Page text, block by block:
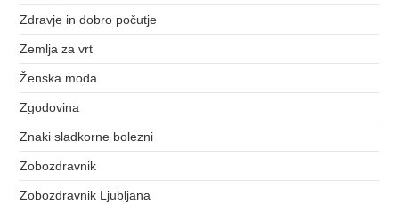
Zdravje in dobro počutje
Zemlja za vrt
Ženska moda
Zgodovina
Znaki sladkorne bolezni
Zobozdravnik
Zobozdravnik Ljubljana